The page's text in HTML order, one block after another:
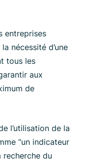
entreprises
nécessité d’une
tous les
aux
de
l’utilisation de la
“un indicateur
du